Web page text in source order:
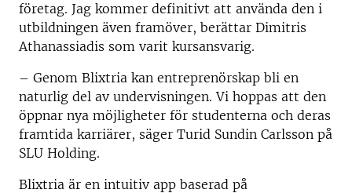
företag. Jag kommer definitivt att använda den i
utbildningen även framöver, berättar Dimitris
Athanassiadis som varit kursansvarig.
– Genom Blixtria kan entreprenörskap bli en
naturlig del av undervisningen. Vi hoppas att den
öppnar nya möjligheter för studenterna och deras
framtida karriärer, säger Turid Sundin Carlsson på
SLU Holding.
Blixtria är en intuitiv app baserad på